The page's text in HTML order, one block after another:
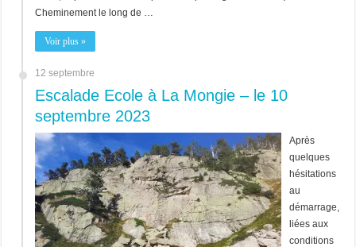
Cheminement le long de …
Voir plus »
12 septembre
Escalade Ecole à La Mongie – le 10
septembre 2023
Après
quelques
hésitations
au
démarrage,
liées aux
conditions